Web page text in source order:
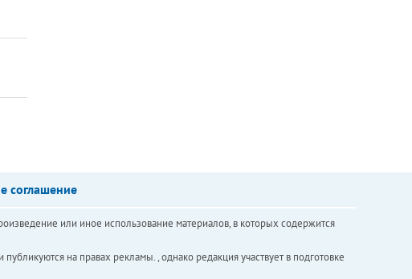
соглашение
или иное использование материалов, в которых содержится
на правах рекламы. , однако редакция участвует в подготовке